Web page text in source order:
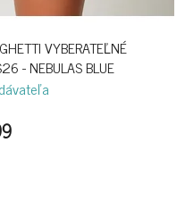
VYBERATEĽNÉ
- NEBULAS BLUE